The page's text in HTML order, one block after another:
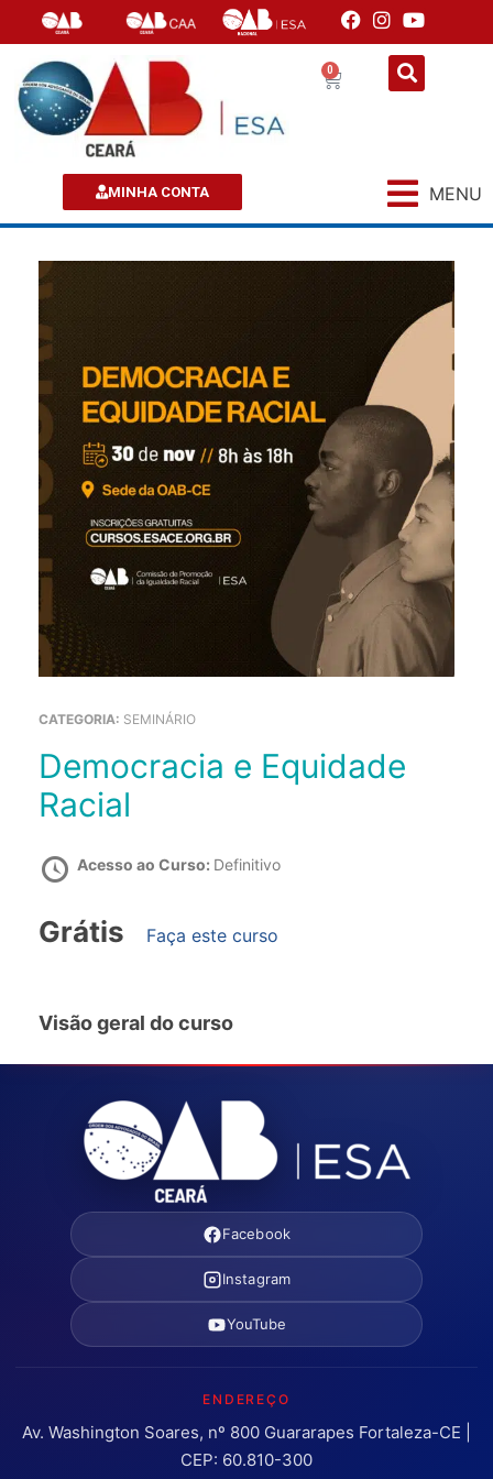
0
MINHA CONTA MENU
CATEGORIA: SEMINÁRIO
Democracia e Equidade
Racial
Acesso ao Curso: Definitivo
Grátis Faça este curso
Visão geral do curso
Facebook
Instagram
YouTube
ENDEREÇO
Av. Washington Soares, nº 800 Guararapes Fortaleza-CE |
CEP: 60.810-300